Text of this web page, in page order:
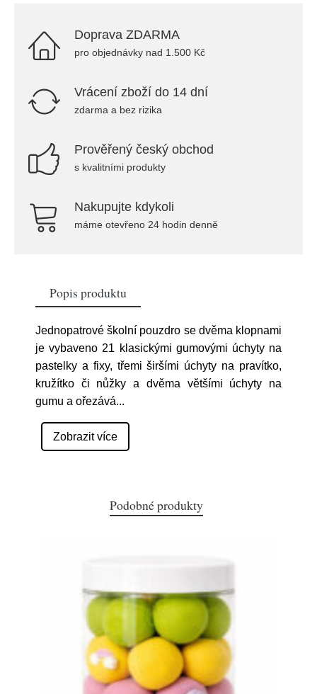
Doprava ZDARMA
pro objednávky nad 1.500 Kč
Vrácení zboží do 14 dní
zdarma a bez rizika
Prověřený český obchod
s kvalitními produkty
Nakupujte kdykoli
máme otevřeno 24 hodin denně
Popis produktu
Jednopatrové školní pouzdro se dvěma klopnami
je vybaveno 21 klasickými gumovými úchyty na
pastelky a fixy, třemi širšími úchyty na pravítko,
kružítko či nůžky a dvěma většími úchyty na
gumu a ořezává...
Zobrazit více
Podobné produkty